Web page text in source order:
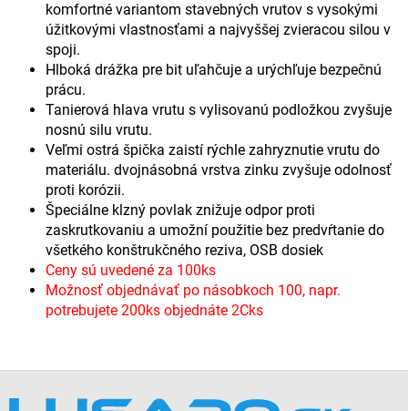
komfortné variantom stavebných vrutov s vysokými
úžitkovými vlastnosťami a najvyššej zvieracou silou v
spoji.
Hlboká drážka pre bit uľahčuje a urýchľuje bezpečnú
prácu.
Tanierová hlava vrutu s vylisovanú podložkou zvyšuje
nosnú silu vrutu.
Veľmi ostrá špička zaistí rýchle zahryznutie vrutu do
materiálu. dvojnásobná vrstva zinku zvyšuje odolnosť
proti korózii.
Špeciálne klzný povlak znižuje odpor proti
zaskrutkovaniu a umožní použitie bez predvŕtanie do
všetkého konštrukčného reziva, OSB dosiek
Ceny sú uvedené za 100ks
Možnosť objednávať po násobkoch 100, napr.
potrebujete 200ks objednáte 2Cks